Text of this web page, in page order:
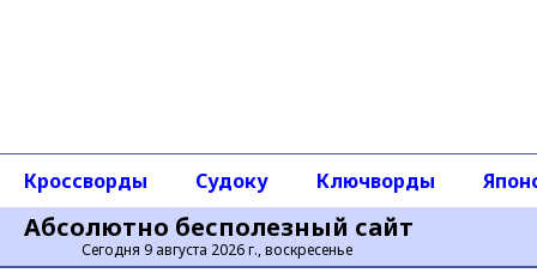
Абсолютно бесполезный сайт
Сегодня 9 августа 2026 г., воскресенье
Кроссворды Судоку Ключворды